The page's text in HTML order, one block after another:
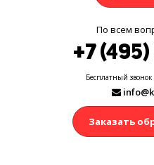
По всем
+7
Бесплатный
Заказать